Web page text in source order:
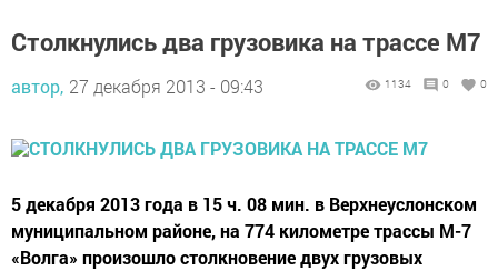
Столкнулись два грузовика на трассе М7
автор, 27 декабря 2013 - 09:43 1134 0 0
5 декабря 2013 года в 15 ч. 08 мин. в Верхнеуслонском
муниципальном районе, на 774 километре трассы М-7
«Волга» произошло столкновение двух грузовых